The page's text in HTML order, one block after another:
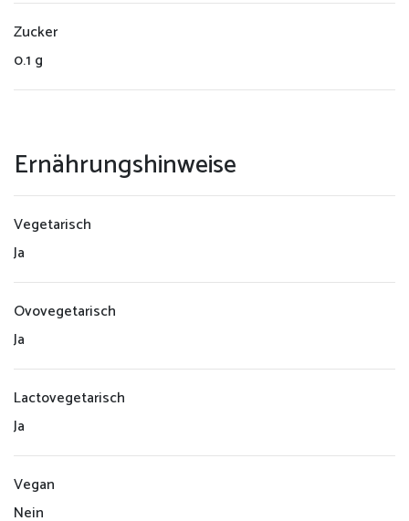
Zucker
0.1 g
Ernährungshinweise
Vegetarisch
Ja
Ovovegetarisch
Ja
Lactovegetarisch
Ja
Vegan
Nein